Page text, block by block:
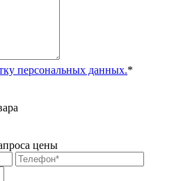
персональных данных.*
цены